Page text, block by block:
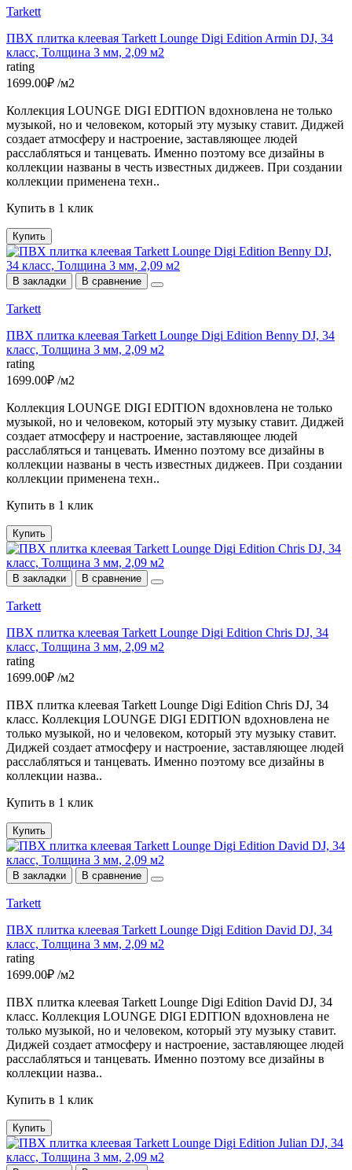
Tarkett
ПВХ плитка клеевая Tarkett Lounge Digi Edition Armin DJ, 34
класс, Толщина 3 мм, 2,09 м2
rating
1699.00₽ /м2
Коллекция LOUNGE DIGI EDITION вдохновлена не только
музыкой, но и человеком, который эту музыку ставит. Диджей
создает атмосферу и настроение, заставляющее людей
расслабляться и танцевать. Именно поэтому все дизайны в
коллекции названы в честь известных диджеев. При создании
коллекции применена техн..
Купить в 1 клик
Купить
В закладки В сравнение
Tarkett
ПВХ плитка клеевая Tarkett Lounge Digi Edition Benny DJ, 34
класс, Толщина 3 мм, 2,09 м2
rating
1699.00₽ /м2
Коллекция LOUNGE DIGI EDITION вдохновлена не только
музыкой, но и человеком, который эту музыку ставит. Диджей
создает атмосферу и настроение, заставляющее людей
расслабляться и танцевать. Именно поэтому все дизайны в
коллекции названы в честь известных диджеев. При создании
коллекции применена техн..
Купить в 1 клик
Купить
В закладки В сравнение
Tarkett
ПВХ плитка клеевая Tarkett Lounge Digi Edition Chris DJ, 34
класс, Толщина 3 мм, 2,09 м2
rating
1699.00₽ /м2
ПВХ плитка клеевая Tarkett Lounge Digi Edition Chris DJ, 34
класс. Коллекция LOUNGE DIGI EDITION вдохновлена не
только музыкой, но и человеком, который эту музыку ставит.
Диджей создает атмосферу и настроение, заставляющее людей
расслабляться и танцевать. Именно поэтому все дизайны в
коллекции назва..
Купить в 1 клик
Купить
В закладки В сравнение
Tarkett
ПВХ плитка клеевая Tarkett Lounge Digi Edition David DJ, 34
класс, Толщина 3 мм, 2,09 м2
rating
1699.00₽ /м2
ПВХ плитка клеевая Tarkett Lounge Digi Edition David DJ, 34
класс. Коллекция LOUNGE DIGI EDITION вдохновлена не
только музыкой, но и человеком, который эту музыку ставит.
Диджей создает атмосферу и настроение, заставляющее людей
расслабляться и танцевать. Именно поэтому все дизайны в
коллекции назва..
Купить в 1 клик
Купить